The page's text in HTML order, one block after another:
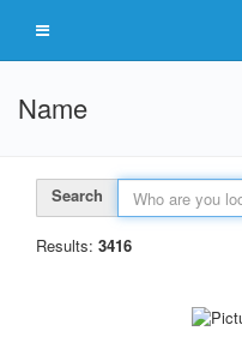
Name
Search
Results: 3416